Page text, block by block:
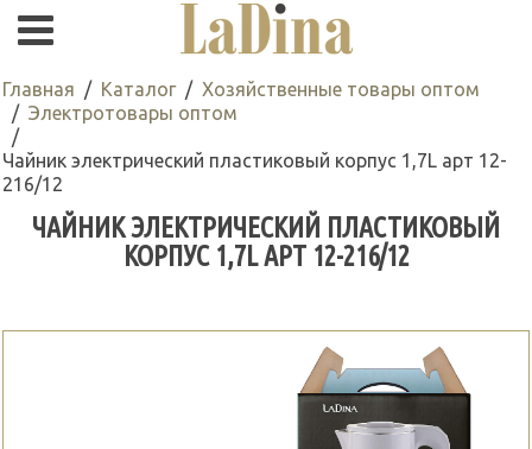
Главная Каталог
Хозяйственные товары оптом
Электротовары оптом
Чайник электрический пластиковый корпус 1,7L арт 12-
216/12
ЧАЙНИК ЭЛЕКТРИЧЕСКИЙ ПЛАСТИКОВЫЙ
КОРПУС 1,7L АРТ 12-216/12